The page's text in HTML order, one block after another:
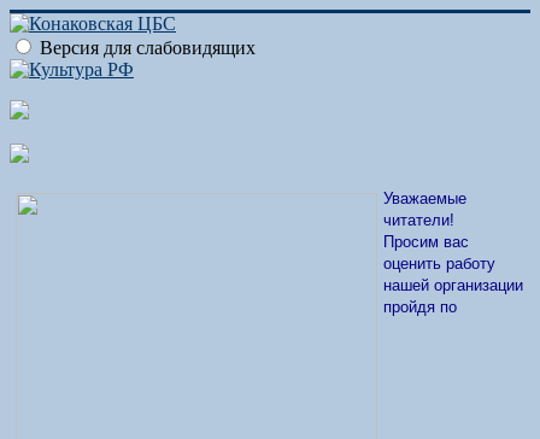
Версия для слабовидящих
Уважаемые
читатели!
Просим вас
оценить работу
нашей организации
пройдя по